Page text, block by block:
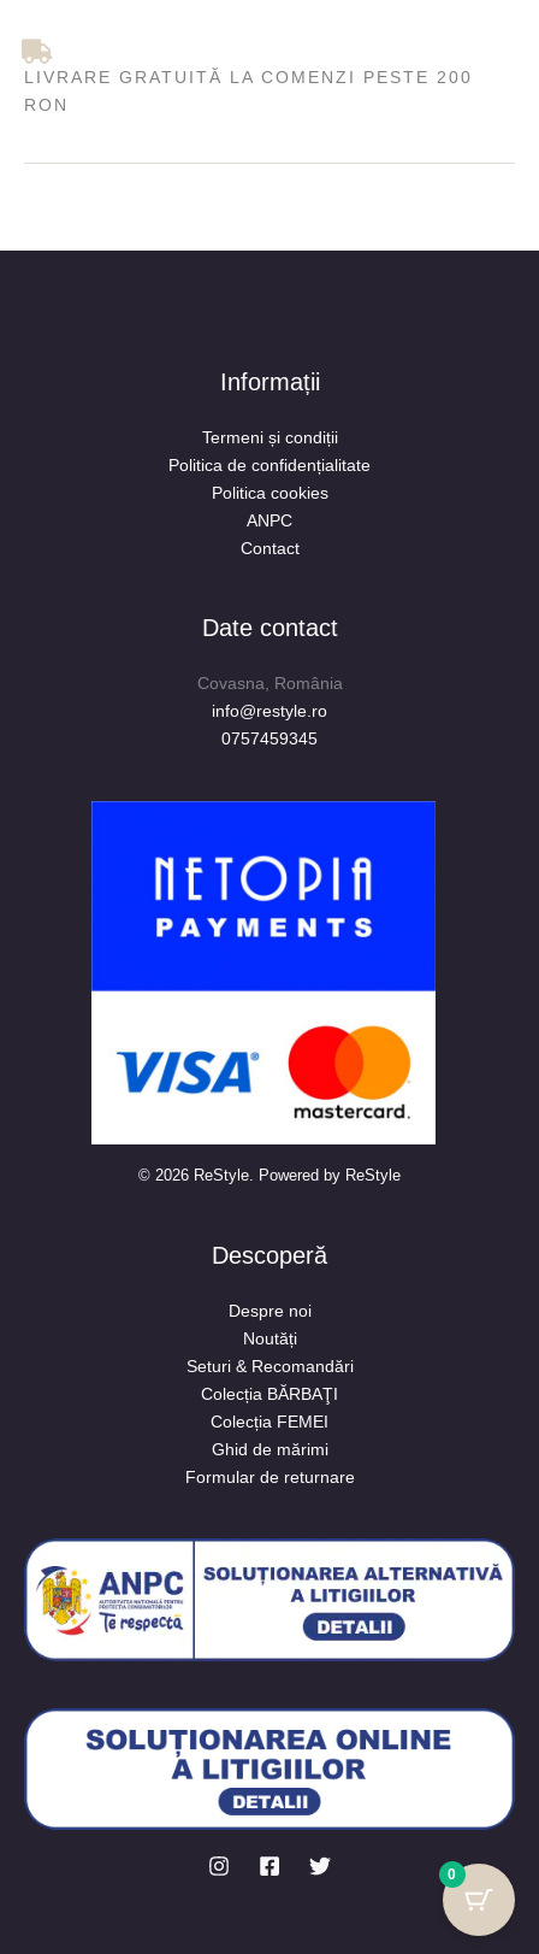
LIVRARE GRATUITĂ LA COMENZI PESTE 200
RON
Informații
Termeni și condiții
Politica de confidențialitate
Politica cookies
ANPC
Contact
Date contact
Covasna, România
info@restyle.ro
0757459345
© 2026 ReStyle. Powered by ReStyle
Descoperă
Despre noi
Noutăți
Seturi & Recomandări
Colecția BĂRBAŢI
Colecția FEMEI
Ghid de mărimi
Formular de returnare
0